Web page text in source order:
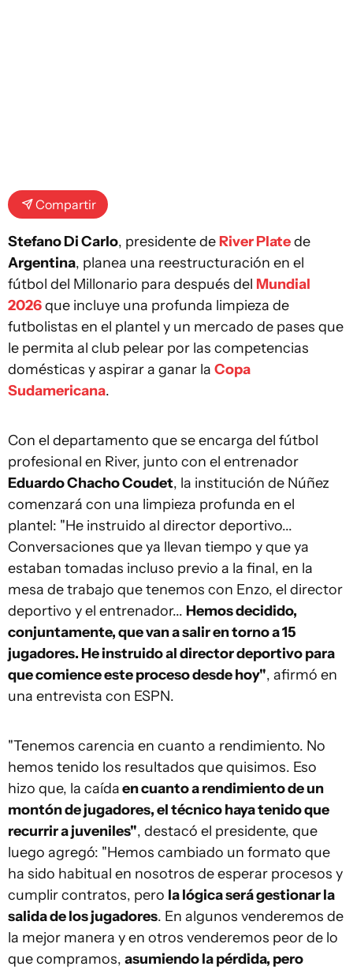
Compartir
Stefano Di Carlo, presidente deRiver Platede
Argentina, planea una reestructuración en el
fútbol del Millonario para después del Mundial
2026que incluye una profunda limpieza de
futbolistas en el plantel y un mercado de pases que
le permita al club pelear por las competencias
domésticas y aspirar a ganar la Copa
Sudamericana.
Con el departamento que se encarga del fútbol
profesional en River, junto con el entrenador
Eduardo Chacho Coudet, la institución de Núñez
comenzará con una limpieza profunda en el
plantel: "He instruido al director deportivo...
Conversaciones que ya llevan tiempo y que ya
estaban tomadas incluso previo a la final, en la
mesa de trabajo que tenemos con Enzo, el director
deportivo y el entrenador... Hemos decidido,
conjuntamente, que van a salir en torno a 15
jugadores. He instruido al director deportivo para
que comience este proceso desde hoy", afirmó en
una entrevista con ESPN.
"Tenemos carencia en cuanto a rendimiento. No
hemos tenido los resultados que quisimos. Eso
hizo que, la caídaen cuanto a rendimiento de un
montón de jugadores, el técnico haya tenido que
recurrir a juveniles", destacó el presidente, que
luego agregó: "Hemos cambiado un formato que
ha sido habitual en nosotros de esperar procesos y
cumplir contratos, pero la lógica será gestionar la
salida de los jugadores. En algunos venderemos de
la mejor manera y en otros venderemos peor de lo
que compramos, asumiendo la pérdida, pero